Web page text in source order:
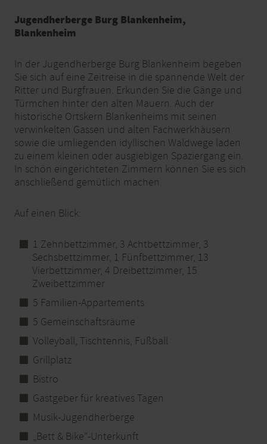
Jugendherberge Burg Blankenheim,
Blankenheim
In der Jugendherberge Burg Blankenheim begeben
Sie sich auf eine Zeitreise in die spannende Welt der
Ritter und Burgfrauen. Erkunden Sie die Gänge und
Türmchen hinter den alten Mauern. Auch der
historische Ortskern Blankenheims mit seinen
verwinkelten Gassen und alten Fachwerkhäusern
sowie die umliegenden idyllischen Waldwege laden
zu einem kleinen oder ausgiebigen Spaziergang ein.
In schön eingerichteten Zimmern können Sie es sich
anschließend gemütlich machen.
Auf einen Blick:
1 Zehnbettzimmer, 3 Achtbettzimmer, 3
Sechsbettzimmer, 1 Fünfbettzimmer, 13
Vierbettzimmer, 4 Dreibettzimmer, 15
Zweibettzimmer
5 Familien-Appartements
5 Gemeinschaftsräume
Volleyball, Tischtennis, Fußball
Grillplatz
Bistro
Gastgeber für kreatives Tagen
Musik-Jugendherberge
„Bett & Bike“-Unterkunft